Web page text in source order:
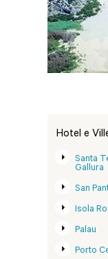
Hotel e
Santa
Gallura
San
Isola
Palau
Porto